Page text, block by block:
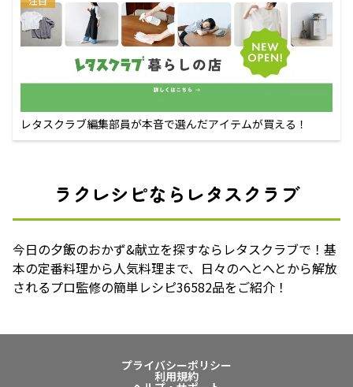
レタスクラブ編集部員が本音で選んだアイテムが買える！
ラクレシピならレタスクラブ
今日の夕飯のおかず&献立を探すならレタスクラブで！基
本の定番料理から人気料理まで、日々のへとへとから解放
されるプロ監修の簡単レシピ36582品をご紹介！
プライバシーポリシー
利用規約